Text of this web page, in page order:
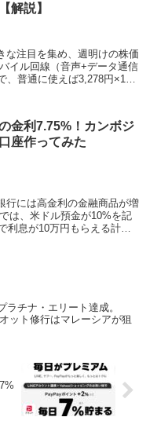
解説】
な注目を集め、週明けの株価
イル回線（音声+データ通信
、普通に使えば3,278円×12
金利7.75%！カンボジ
座作ってみた
行には高金利の金融商品が増
は、米ドル預金が10%を記
利息が10万円もらえる計算
ラチナ・エリート達成。
ット修行はマレーシアが狙